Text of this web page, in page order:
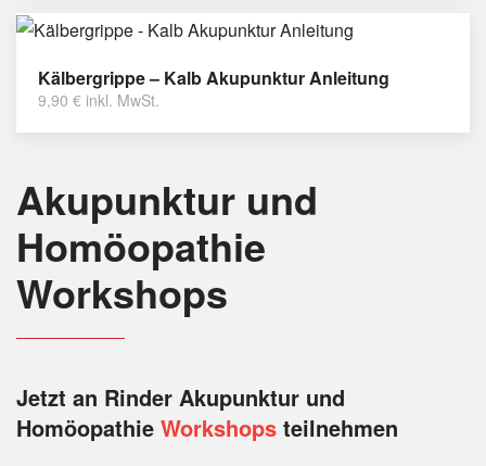
Kälbergrippe – Kalb Akupunktur Anleitung
9,90 € inkl. MwSt.
Akupunktur und
Homöopathie
Workshops
Jetzt an Rinder Akupunktur und
Homöopathie Workshops teilnehmen